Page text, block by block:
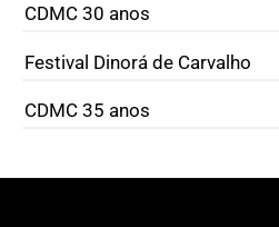
CDMC 30 anos
Festival Dinorá de Carvalho
CDMC 35 anos